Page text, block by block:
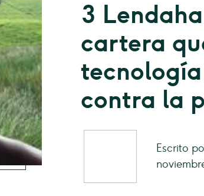
3
cartera
contra la
Escrito